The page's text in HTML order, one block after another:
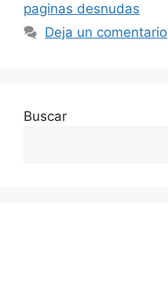
paginas desnudas
Deja un comentario
Buscar